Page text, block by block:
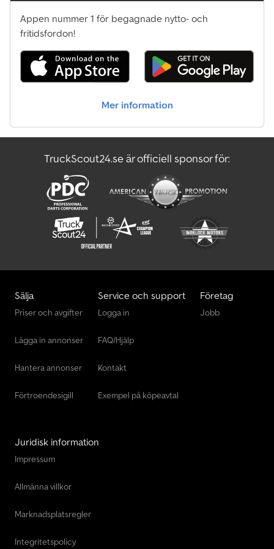
Appen nummer 1 för begagnade nytto- och
fritidsfordon!
Mer information
TruckScout24.se är officiell sponsor för:
Sälja
Priser och avgifter
Lägga in annonser
Hantera annonser
Förtroendesigill
Service och support
Logga in
FAQ/Hjälp
Kontakt
Exempel på köpeavtal
Företag
Jobb
Juridisk information
Impressum
Allmänna villkor
Marknadsplatsregler
Integritetspolicy